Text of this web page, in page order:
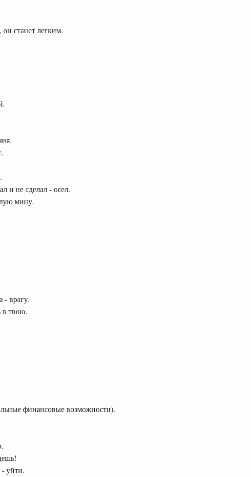
станет легким.
и не сделал - осел.
мину.
- врагу.
в твою.
финансовые возможности).
- уйти.